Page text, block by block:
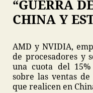
“GUERRA
CHINA Y
AMD y NVIDIA,
de procesadores y
una cuota del
sobre las ventas
que realicen en